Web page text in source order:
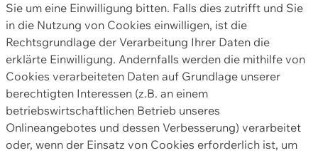
Sie um eine Einwilligung bitten. Falls dies zutrifft und Sie
in die Nutzung von Cookies einwilligen, ist die
Rechtsgrundlage der Verarbeitung Ihrer Daten die
erklärte Einwilligung. Andernfalls werden die mithilfe von
Cookies verarbeiteten Daten auf Grundlage unserer
berechtigten Interessen (z.B. an einem
betriebswirtschaftlichen Betrieb unseres
Onlineangebotes und dessen Verbesserung) verarbeitet
oder, wenn der Einsatz von Cookies erforderlich ist, um